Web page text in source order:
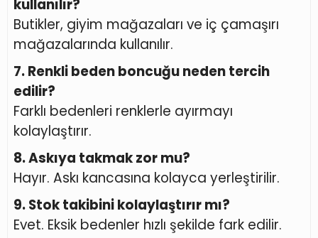
kullanılır?
Butikler, giyim mağazaları ve iç çamaşırı
mağazalarında kullanılır.
7. Renkli beden boncuğu neden tercih
edilir?
Farklı bedenleri renklerle ayırmayı
kolaylaştırır.
8. Askıya takmak zor mu?
Hayır. Askı kancasına kolayca yerleştirilir.
9. Stok takibini kolaylaştırır mı?
Evet. Eksik bedenler hızlı şekilde fark edilir.